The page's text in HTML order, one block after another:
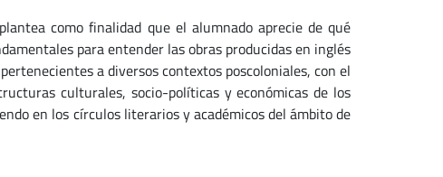
como finalidad que el alumnado aprecie de qué
para entender las obras producidas en inglés
a diversos contextos poscoloniales, con el
culturales, socio-políticas y económicas de los
en los círculos literarios y académicos del ámbito de